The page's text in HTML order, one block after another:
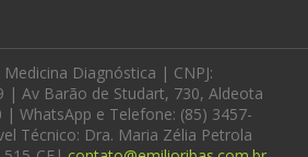
Medicina Diagnóstica | CNPJ:
| Av Barão de Studart, 730, Aldeota
| WhatsApp e Telefone: (85) 3457-
Técnico: Dra. Maria Zélia Petrola